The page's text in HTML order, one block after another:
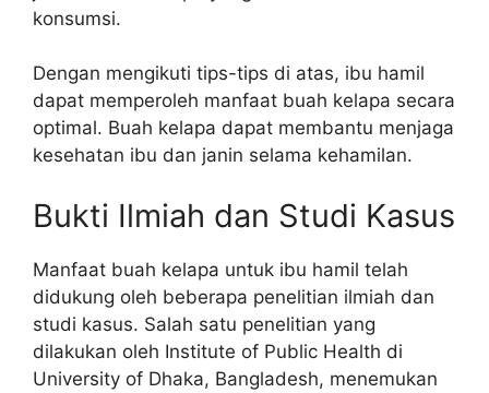
konsumsi.
Dengan mengikuti tips-tips di atas, ibu hamil
dapat memperoleh manfaat buah kelapa secara
optimal. Buah kelapa dapat membantu menjaga
kesehatan ibu dan janin selama kehamilan.
Bukti Ilmiah dan Studi Kasus
Manfaat buah kelapa untuk ibu hamil telah
didukung oleh beberapa penelitian ilmiah dan
studi kasus. Salah satu penelitian yang
dilakukan oleh Institute of Public Health di
University of Dhaka, Bangladesh, menemukan